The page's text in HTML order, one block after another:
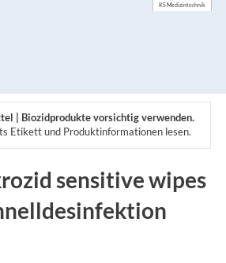
KS Medizintechnik
| Biozidprodukte vorsichtig verwenden.
Etikett und Produktinformationen lesen.
sensitive wipes